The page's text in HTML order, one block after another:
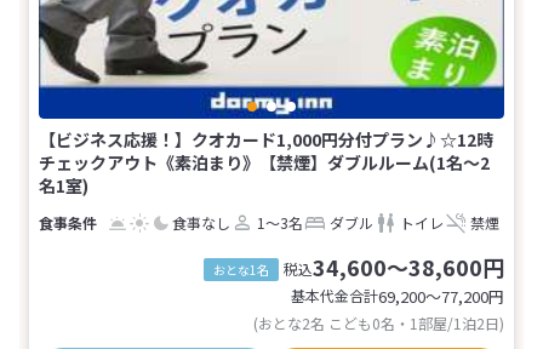
【ビジネス応援！】クオカード1,000円分付プラン♪☆12時
チェックアウト《素泊まり》【禁煙】ダブルルーム(1名～2
名1室)
食事なし 1～3名 ダブル トイレ 禁煙
おとな1名 税込34,600～38,600円
基本代金合計69,200〜77,200円
(おとな2名 こども0名・1部屋/1泊2日)